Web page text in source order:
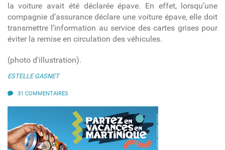
la voiture avait été déclarée épave. En effet, lorsqu’une
compagnie d’assurance déclare une voiture épave, elle doit
transmettre l’information au service des cartes grises pour
éviter la remise en circulation des véhicules.
(photo d'illustration).
ESTELLE GASNET
31 COMMENTAIRES